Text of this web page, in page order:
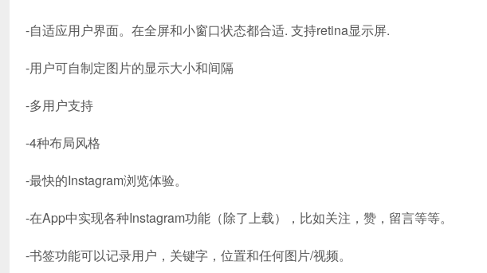
-自适应用户界面。在全屏和小窗口状态都合适. 支持retina显示屏.
-用户可自制定图片的显示大小和间隔
-多用户支持
-4种布局风格
-最快的Instagram浏览体验。
-在App中实现各种Instagram功能（除了上载），比如关注，赞，留言等等。
-书签功能可以记录用户，关键字，位置和任何图片/视频。